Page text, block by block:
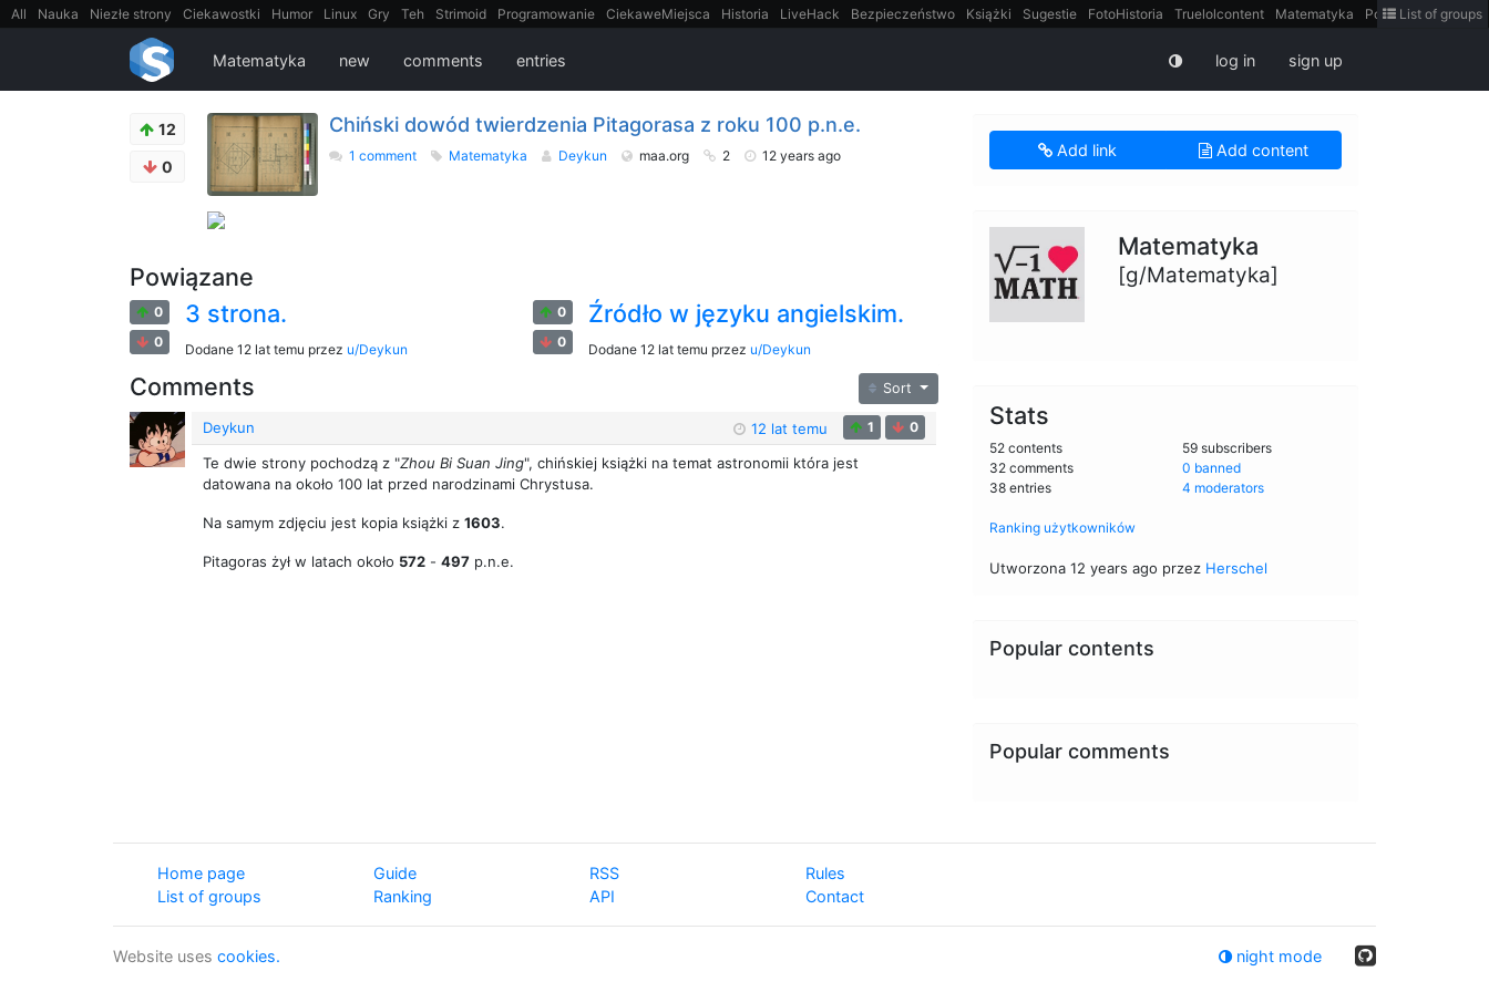
All Nauka Niezłe strony Ciekawostki Humor Linux Gry Teh Strimoid Programowanie CiekaweMiejsca Historia LiveHack Bezpieczeństwo Książki Sugestie FotoHistoria Truelolcontent Matematyka Polska
intern
FilmyDokumentalne
List of groups
Matematyka new comments entries log in sign up
12
0
Chiński dowód twierdzenia Pitagorasa z roku 100 p.n.e.
1 comment Matematyka Deykun maa.org 2 12 years ago
Powiązane
0
0
3 strona.
Dodane 12 lat temu przez u/Deykun
0
0
Źródło w języku angielskim.
Dodane 12 lat temu przez u/Deykun
Comments Sort
Deykun 12 lat temu 1 0
Te dwie strony pochodzą z "Zhou Bi Suan Jing", chińskiej książki na temat astronomii która jest
datowana na około 100 lat przed narodzinami Chrystusa.
Na samym zdjęciu jest kopia książki z 1603.
Pitagoras żył w latach około 572 - 497 p.n.e.
Add link Add content
Matematyka
[g/Matematyka]
Stats
52 contents
32 comments
38 entries
59 subscribers
0 banned
4 moderators
Ranking użytkowników
Utworzona 12 years ago przez Herschel
Popular contents
Popular comments
Home page
List of groups
Guide
Ranking
RSS
API
Rules
Contact
Website uses cookies. night mode